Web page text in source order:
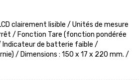
clairement lisible / Unités de mesure
/ Fonction Tare (fonction pondérée
de batterie faible /
/ Dimensions : 150 x 17 x 220 mm. /